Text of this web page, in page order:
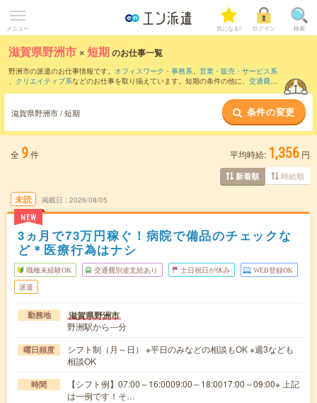
メニュー 気になる! ログイン 検索
滋賀県野洲市 ×短期のお仕事一覧
野洲市の派遣のお仕事情報です。 オフィスワーク・事務系、 営業・販売・サービス系
、 クリエイティブ系などのお仕事を取り揃えています。短期の条件の他に、 交通費別
滋賀県野洲市 / 短期 条件の変更
全 9件 平均時給: 1,356 円
新着順 時給順
未読
NEW
掲載日 2026/08/05
3ヵ月で73万円稼ぐ！病院で備品のチェックな
ど＊医療行為はナシ
職種未経験OK 交通費別途支給あり 土日祝日が休み WEB登録OK
派遣
勤務地 滋賀県野洲市
野洲駅から---分
曜日頻度
シフト制（月～日） ※平日のみなどの相談もOK ※週3なども
相談OK
時間
【シフト例】07:00～16:0009:00～18:0017:00～09:00※ 上記
は一例です！そ…